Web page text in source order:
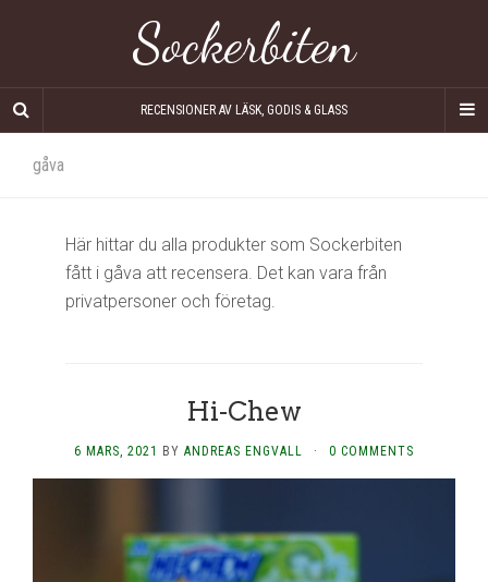
Sockerbiten
RECENSIONER AV LÄSK, GODIS & GLASS
gåva
Här hittar du alla produkter som Sockerbiten
fått i gåva att recensera. Det kan vara från
privatpersoner och företag.
Hi-Chew
6 MARS, 2021 BY ANDREAS ENGVALL · 0 COMMENTS